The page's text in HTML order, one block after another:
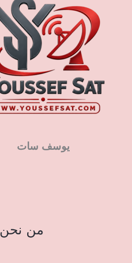
يوسف سات
من نحن